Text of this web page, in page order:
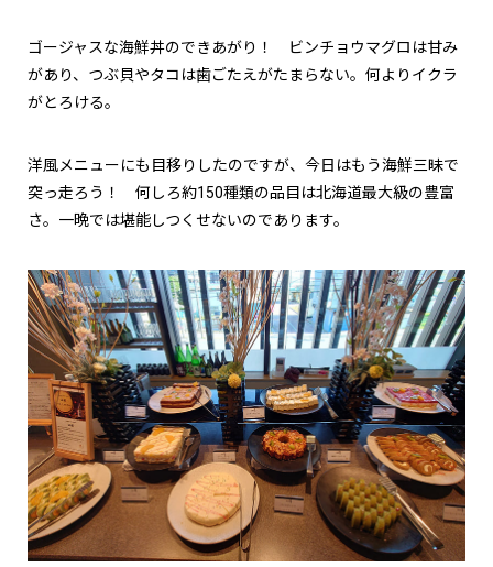
ゴージャスな海鮮丼のできあがり！ ビンチョウマグロは甘み
があり、つぶ貝やタコは歯ごたえがたまらない。何よりイクラ
がとろける。
洋風メニューにも目移りしたのですが、今日はもう海鮮三昧で
突っ走ろう！ 何しろ約150種類の品目は北海道最大級の豊富
さ。一晩では堪能しつくせないのであります。